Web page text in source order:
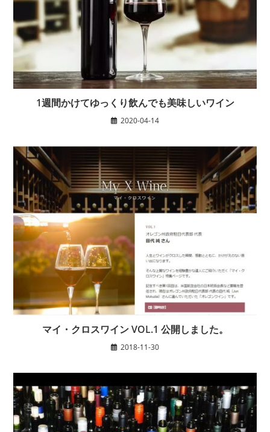
1週間かけてゆっくり飲んでも美味しいワイン
2020-04-14
マイ・クロスワイン VOL.1 公開しました。
2018-11-30